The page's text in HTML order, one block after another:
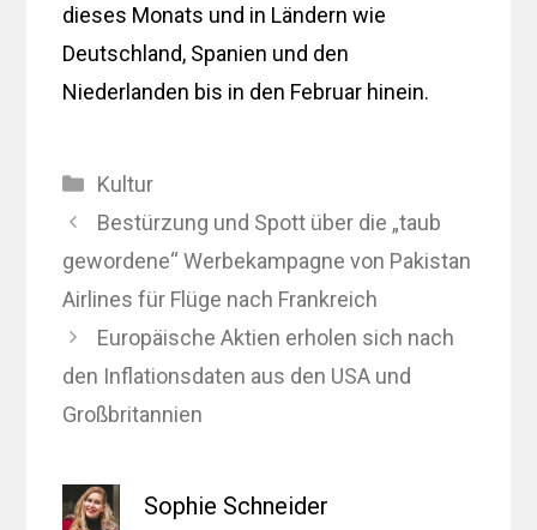
dieses Monats und in Ländern wie
Deutschland, Spanien und den
Niederlanden bis in den Februar hinein.
Kategorien
Kultur
Bestürzung und Spott über die „taub
gewordene“ Werbekampagne von Pakistan
Airlines für Flüge nach Frankreich
Europäische Aktien erholen sich nach
den Inflationsdaten aus den USA und
Großbritannien
Sophie Schneider